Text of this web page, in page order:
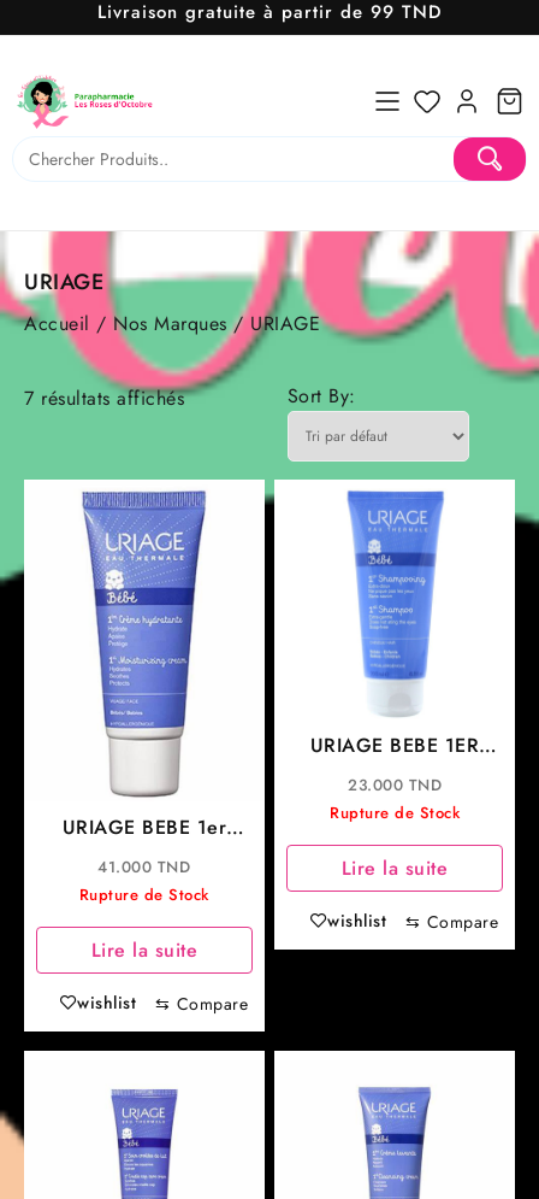
to
content
Livraison gratuite à partir de 99 TND
URIAGE
Accueil /Nos Marques/ URIAGE
7 résultats affichés Sort By:
URIAGE BEBE 1er
CHANGE
PRÉVENTION ET SOIN
DES ROUGEURS DU
SIÈGE
41.000 TND
Rupture de Stock
Lire la suite
wishlist ⇆ Compare
URIAGE BEBE 1ER
SHAMPOOING EXTRA-
DOUX SANS SAVON
200ML
23.000 TND
Rupture de Stock
Lire la suite
wishlist ⇆ Compare